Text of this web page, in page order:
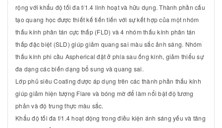
rộng với khẩu độ tối đa f/1.4 linh hoạt và hữu dụng. Thành phần cấu
tạo quang học được thiết kế tiến tiến với sự kết hợp của một nhóm
thấu kính phân tán cực thấp (FLD) và 4 nhóm thấu kính phân tán
thấp đặc biệt (SLD) giúp giảm quang sai màu sắc ảnh sáng. Nhóm
thấu kính phi cầu Aspherical đặt ở phía sau ống kính, giảm thiểu sự
đa dạng các biến dạng bổ sung và quang sai.
Lớp phủ siêu Coating được áp dụng trên các thành phần thấu kính
giúp giảm hiện tượng Flare và bóng mờ để làm nổi bật độ tương
phản và độ trung thực màu sắc.
Khẩu độ tối đa f/1.4 hoạt động trong điều kiện ánh sáng yếu và tăng